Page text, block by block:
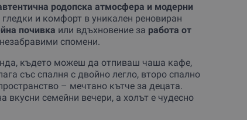
родопска атмосфера и модерни
и комфорт в уникален реновиран
почивка или вдъхновение за работа от
спомени.
където можеш да отпиваш чаша кафе,
със спалня с двойно легло, второ спално
– мечтано кътче за децата.
вкусни семейни вечери, а холът е чудесно